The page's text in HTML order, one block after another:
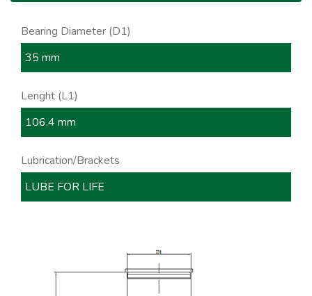
Bearing Diameter (D1)
35 mm
Lenght (L1)
106.4 mm
Lubrication/Brackets
LUBE FOR LIFE